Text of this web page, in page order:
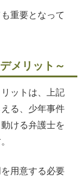
重要となって
メリット～
ットは、上記
る、少年事件
ける弁護士を
用意する必要